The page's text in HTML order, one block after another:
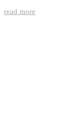
read more